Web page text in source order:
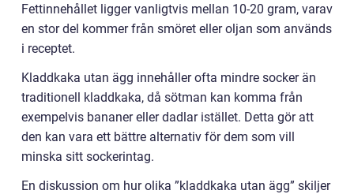
Fettinnehållet ligger vanligtvis mellan 10-20 gram, varav
en stor del kommer från smöret eller oljan som används
i receptet.
Kladdkaka utan ägg innehåller ofta mindre socker än
traditionell kladdkaka, då sötman kan komma från
exempelvis bananer eller dadlar istället. Detta gör att
den kan vara ett bättre alternativ för dem som vill
minska sitt sockerintag.
En diskussion om hur olika ”kladdkaka utan ägg” skiljer